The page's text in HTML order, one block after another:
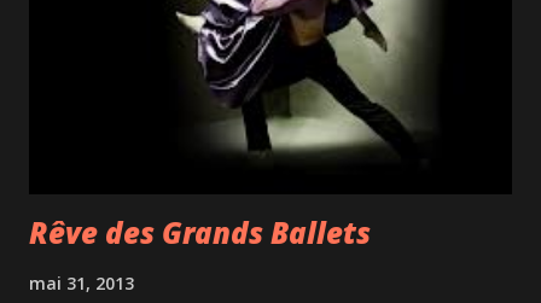
Rêve des Grands Ballets
mai 31, 2013